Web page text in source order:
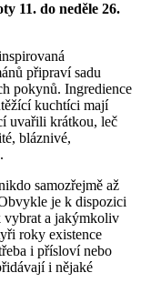
11. do neděle 26.
připraví sadu
pokynů. Ingredience
kuchtíci mají
uvařili krátkou, leč
bláznivé,
samozřejmě až
je k dispozici
vybrat a jakýmkoliv
roky existence
i přísloví nebo
i nějaké